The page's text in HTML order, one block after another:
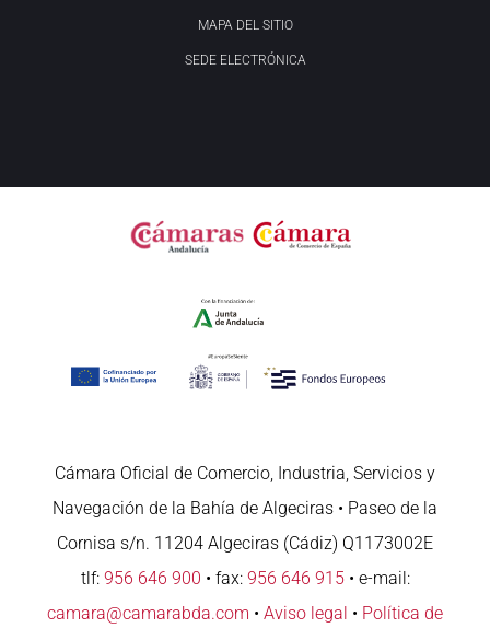
MAPA DEL SITIO
SEDE ELECTRÓNICA
Cámara Oficial de Comercio, Industria, Servicios y
Navegación de la Bahía de Algeciras • Paseo de la
Cornisa s/n. 11204 Algeciras (Cádiz) Q1173002E
tlf: 956 646 900 • fax: 956 646 915• e-mail:
camara@camarabda.com • Aviso legal • Política de